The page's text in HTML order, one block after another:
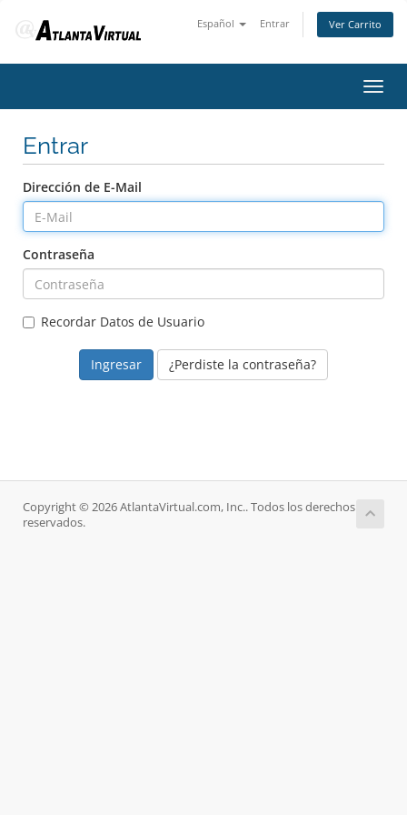
Español Entrar Ver Carrito
Entrar
Dirección de E-Mail
Contraseña
Recordar Datos de Usuario
¿Perdiste la contraseña?
Copyright © 2026 AtlantaVirtual.com, Inc.. Todos los derechos
reservados.